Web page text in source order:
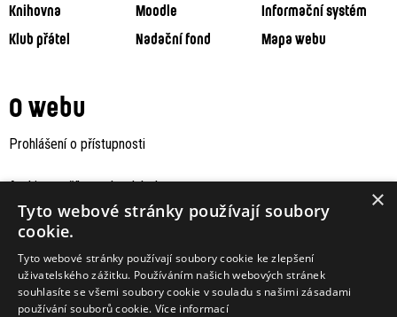
Knihovna
Moodle
Informační systém
Klub přátel
Nadační fond Mapa webu
O webu
Prohlášení o přístupnosti
Archiv staršího webu Jaboku ×
Tyto webové stránky používají soubory
cookie.
Tyto webové stránky používají soubory cookie ke zlepšení
uživatelského zážitku. Používáním našich webových stránek
souhlasíte se všemi soubory cookie v souladu s našimi zásadami
používání souborů cookie. Více informací